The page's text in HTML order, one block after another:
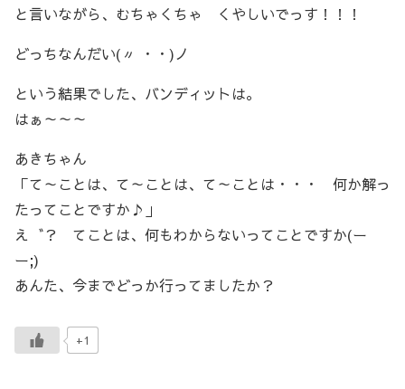
と言いながら、むちゃくちゃ くやしいでっす！！！
どっちなんだい(〃 ・・)ノ
という結果でした、バンディットは。
はぁ～～～
あきちゃん
「て～ことは、て～ことは、て～ことは・・・ 何か解っ
たってことですか♪」
え゛？ てことは、何もわからないってことですか(ー
ー;)
あんた、今までどっか行ってましたか？
+1